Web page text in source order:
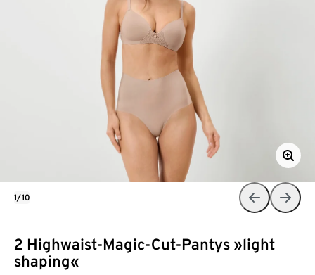
2 Highwaist-Magic-Cut-Pantys »light
shaping«
1/10